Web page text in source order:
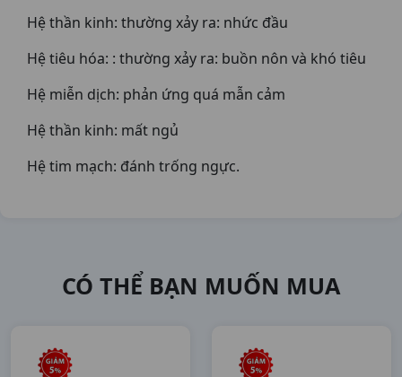
Hệ thần kinh: thường xảy ra: nhức đầu
Hệ tiêu hóa: : thường xảy ra: buồn nôn và khó tiêu
Hệ miễn dịch: phản ứng quá mẫn cảm
Hệ thần kinh: mất ngủ
Hệ tim mạch: đánh trống ngực.
CÓ THỂ BẠN MUỐN MUA